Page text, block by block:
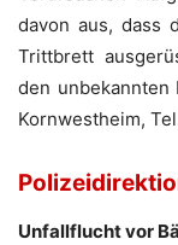
davon aus, dass
Trittbrett
den unbekannten
Kornwestheim,
Unfallflucht vor